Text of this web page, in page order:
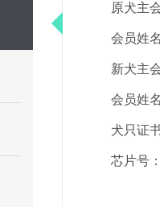
原犬主
会员姓
新犬主
会员姓
犬只证
芯片号